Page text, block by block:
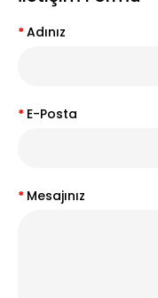
Adınız
E-Posta
Mesajınız